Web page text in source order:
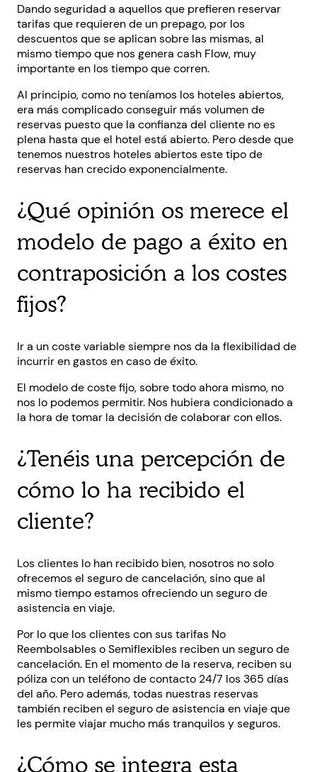
Dando seguridad a aquellos que prefieren reservar
tarifas que requieren de un prepago, por los
descuentos que se aplican sobre las mismas, al
mismo tiempo que nos genera cash Flow, muy
importante en los tiempo que corren.
Al principio, como no teníamos los hoteles abiertos,
era más complicado conseguir más volumen de
reservas puesto que la confianza del cliente no es
plena hasta que el hotel está abierto. Pero desde que
tenemos nuestros hoteles abiertos este tipo de
reservas han crecido exponencialmente.
¿Qué opinión os merece el
modelo de pago a éxito en
contraposición a los costes
fijos?
Ir a un coste variable siempre nos da la flexibilidad de
incurrir en gastos en caso de éxito.
El modelo de coste fijo, sobre todo ahora mismo, no
nos lo podemos permitir. Nos hubiera condicionado a
la hora de tomar la decisión de colaborar con ellos.
¿Tenéis una percepción de
cómo lo ha recibido el
cliente?
Los clientes lo han recibido bien, nosotros no solo
ofrecemos el seguro de cancelación, sino que al
mismo tiempo estamos ofreciendo un seguro de
asistencia en viaje.
Por lo que los clientes con sus tarifas No
Reembolsables o Semiflexibles reciben un seguro de
cancelación. En el momento de la reserva, reciben su
póliza con un teléfono de contacto 24/7 los 365 días
del año. Pero además, todas nuestras reservas
también reciben el seguro de asistencia en viaje que
les permite viajar mucho más tranquilos y seguros.
¿Cómo se integra esta